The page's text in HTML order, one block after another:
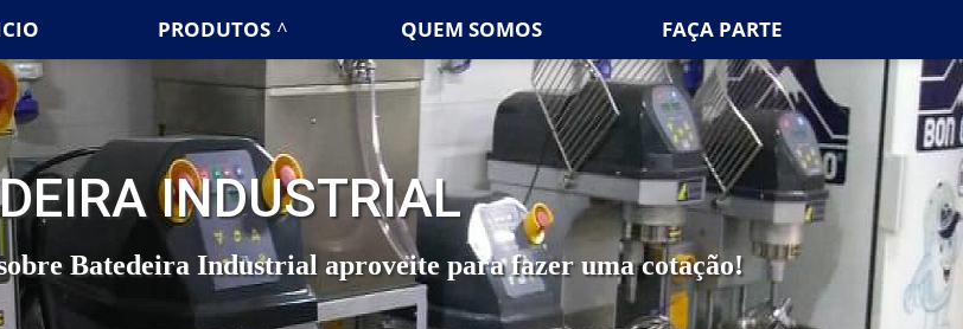
PRODUTOS QUEM SOMOS FAÇA PARTE
INDUSTRIAL
Batedeira Industrial aproveite para fazer uma cotação!